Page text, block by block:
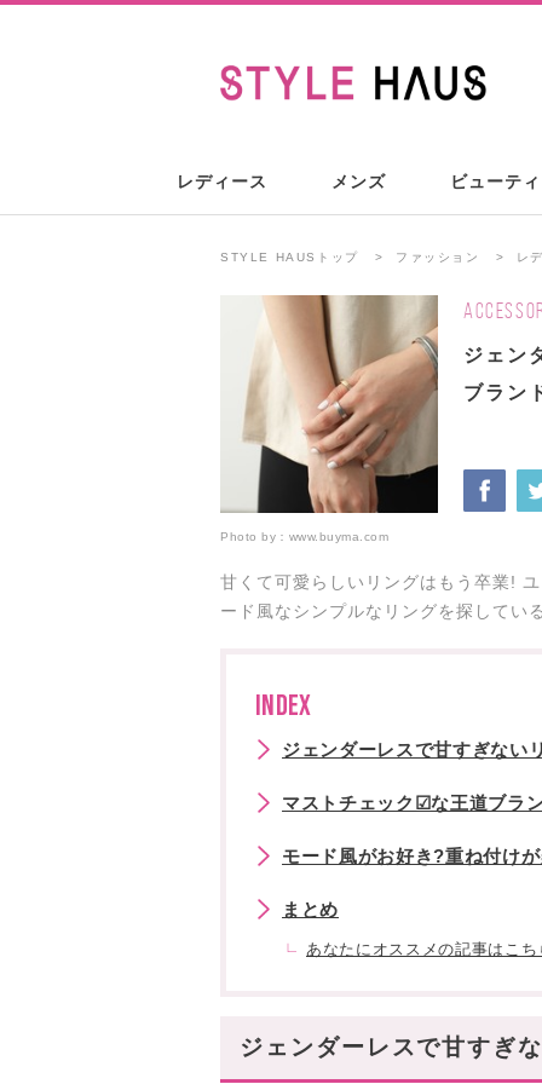
レディース メンズ ビューテ
STYLE HAUSトップ ファッション レ
ジェン
ブラン
Photo by： www.buyma.com
甘くて可愛らしいリングはもう卒業!
ード風なシンプルなリングを探してい
INDEX
ジェンダーレスで甘すぎない
マストチェック☑な王道ブラ
モード風がお好き?重ね付け
まとめ
あなたにオススメの記事はこち
ジェンダーレスで甘すぎ